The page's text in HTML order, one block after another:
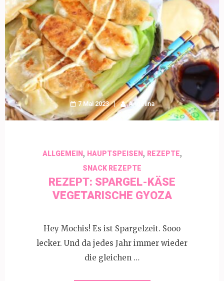
7 Mai 2023 Angelina
ALLGEMEIN, HAUPTSPEISEN, REZEPTE,
SNACK REZEPTE
REZEPT: SPARGEL-KÄSE
VEGETARISCHE GYOZA
Hey Mochis! Es ist Spargelzeit. Sooo
lecker. Und da jedes Jahr immer wieder
die gleichen …